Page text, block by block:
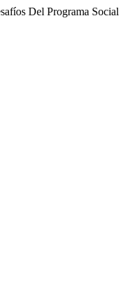
Del Programa Social